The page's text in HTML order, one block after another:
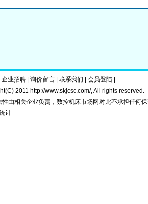
企业招聘| 询价留言| 联系我们 会员登陆|
2011 http://www.skjcsc.com/, All rights reserved.
由相关企业负责，数控机床市场网对此不承担任何保
计